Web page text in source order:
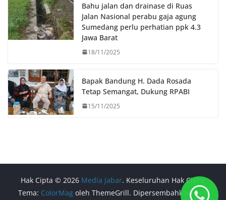
Bahu jalan dan drainase di Ruas
Jalan Nasional perabu gaja agung
Sumedang perlu perhatian ppk 4.3
Jawa Barat
18/11/2025
Bapak Bandung H. Dada Rosada
Tetap Semangat, Dukung RPABI
15/11/2025
Hak Cipta © 2026 Media Jabar. Keseluruhan Hak Cipta.
Tema: ColorMag oleh ThemeGrill. Dipersembahkan oleh